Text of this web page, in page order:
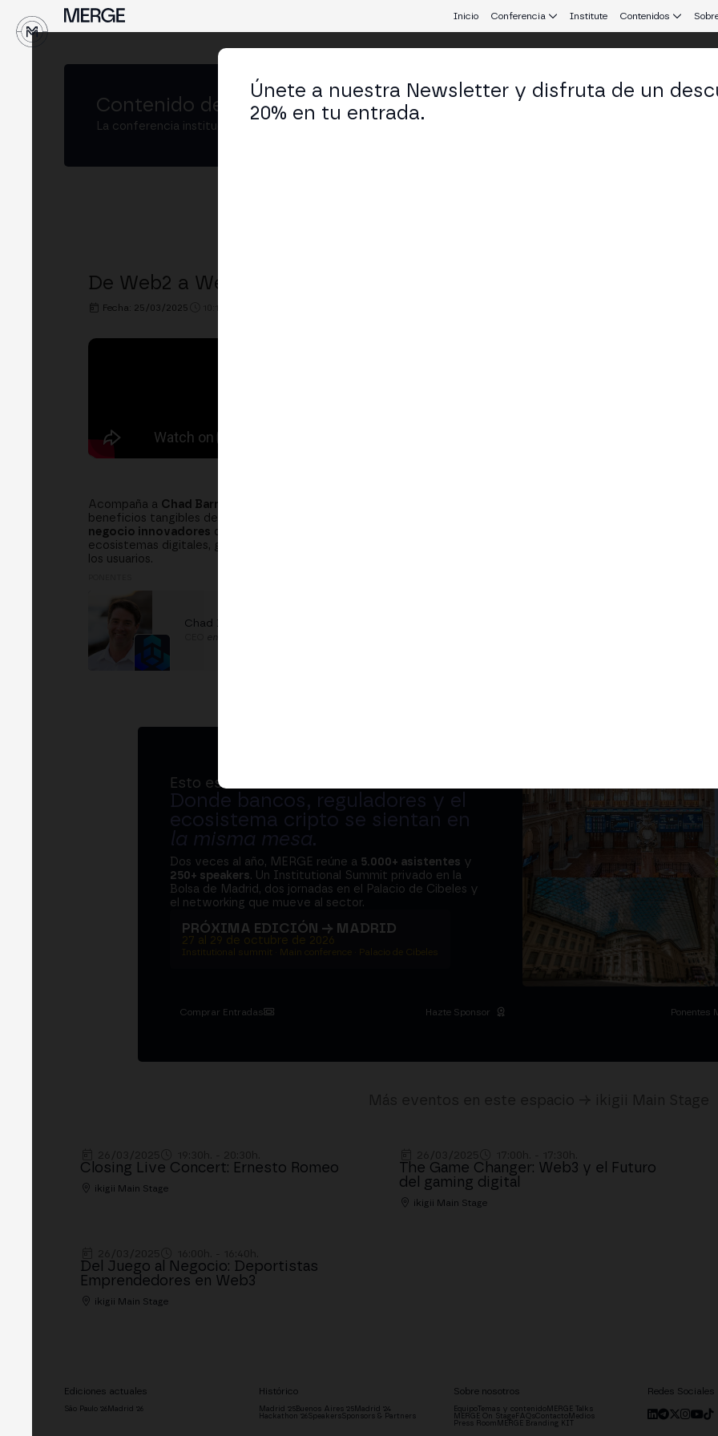
Inicio Conferencia Institute Contenidos
Contenido de MERGE Buenos Aires
La conferencia institucional de cripto y Web3 que conecta Europa y Latinoamérica.
De Web2 a Web3: Navegando la Próxima Era de Internet
Fecha: 25/03/2025
Acompaña a Chad Barron, CEO de Blockchain Factory
beneficios tangibles de adoptar tecnologías descentralizadas, incluyendo
negocio innovadores que empoderan tanto a empresas como a individuos. Descubre cómo
ecosistemas digitales, generando nuevas fuentes de ingresos y construyendo un futuro donde el control
los usuarios.
Chad Barron
Esto es MERGE
Donde bancos, reguladores y el
ecosistema cripto se sientan en
la misma mesa.
Dos veces al año, MERGE reúne a 5.000+ asistentes y
250+ speakers. Un Institutional Summit privado en la
Bolsa de Madrid, dos jornadas en el Palacio de Cibeles y
el networking que mueve al sector.
PRÓXIMA EDICIÓN → MADRID
27 al 29 de octubre de 2026
Institutional summit · Main conference · Palacio de Cibeles
Comprar Entradas Hazte Sponsor Ponentes
Closing Live Concert: Ernesto Romeo
ikigii Main Stage
The Game Changer: Web3 y el Futuro
del gaming digital
ikigii Main Stage
Del Juego al Negocio: Deportistas
Emprendedores en Web3
ikigii Main Stage
Ediciones actuales
São Paulo '26 Madrid '26
Histórico
Madrid '25Buenos Aires '25Madrid '24
Hackathon '26 SpeakersSponsors & Partners
Sobre nosotros
EquipoTemas y contenidoMERGE Talks
MERGE On StageFAQsContactoMedios
Press Room MERGE Branding KIT
Redes Sociales
Únete a nuestra Newsletter y disfruta de un
20% en tu entrada.